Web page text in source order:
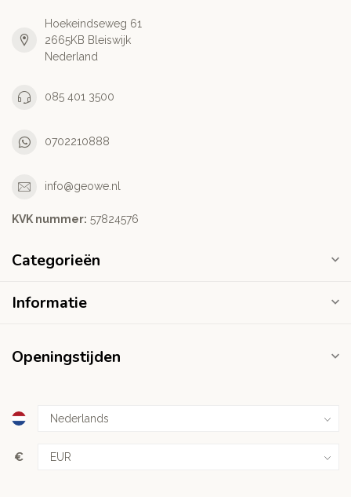
Hoekeindseweg 61
2665KB Bleiswijk
Nederland
085 401 3500
0702210888
info@geowe.nl
KVK nummer: ‭57824576‬
Categorieën
Informatie
Openingstijden
€